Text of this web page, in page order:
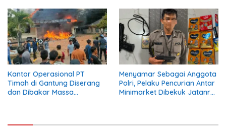
Kantor Operasional PT
Timah di Gantung Diserang
dan Dibakar Massa
Menyamar Sebagai Anggota
Polri, Pelaku Pencurian Antar
Minimarket Dibekuk Jatanras